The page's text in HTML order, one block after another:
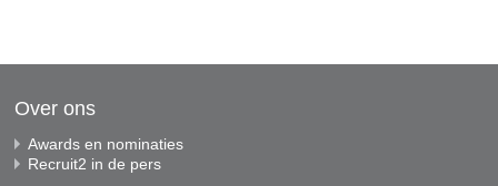
Over ons
Awards en nominaties
Recruit2 in de pers